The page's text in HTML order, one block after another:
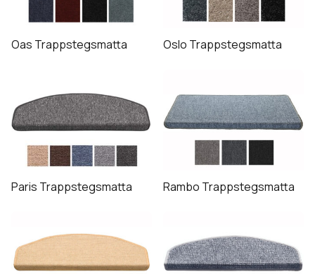
Tjänster
Expandera
undermeny
Oas Trappstegsmatta Oslo Trappstegsmatta
Paris Trappstegsmatta Rambo Trappstegsmatta